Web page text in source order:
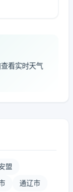
看实时天气
盟
通辽市